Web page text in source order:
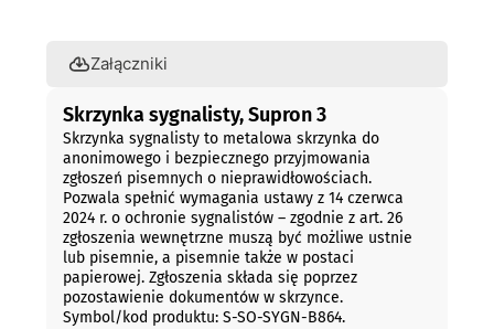
Załączniki
Skrzynka sygnalisty, Supron 3
Skrzynka sygnalisty to metalowa skrzynka do
anonimowego i bezpiecznego przyjmowania
zgłoszeń pisemnych o nieprawidłowościach.
Pozwala spełnić wymagania ustawy z 14 czerwca
2024 r. o ochronie sygnalistów – zgodnie z art. 26
zgłoszenia wewnętrzne muszą być możliwe ustnie
lub pisemnie, a pisemnie także w postaci
papierowej. Zgłoszenia składa się poprzez
pozostawienie dokumentów w skrzynce.
Symbol/kod produktu: S-SO-SYGN-B864.